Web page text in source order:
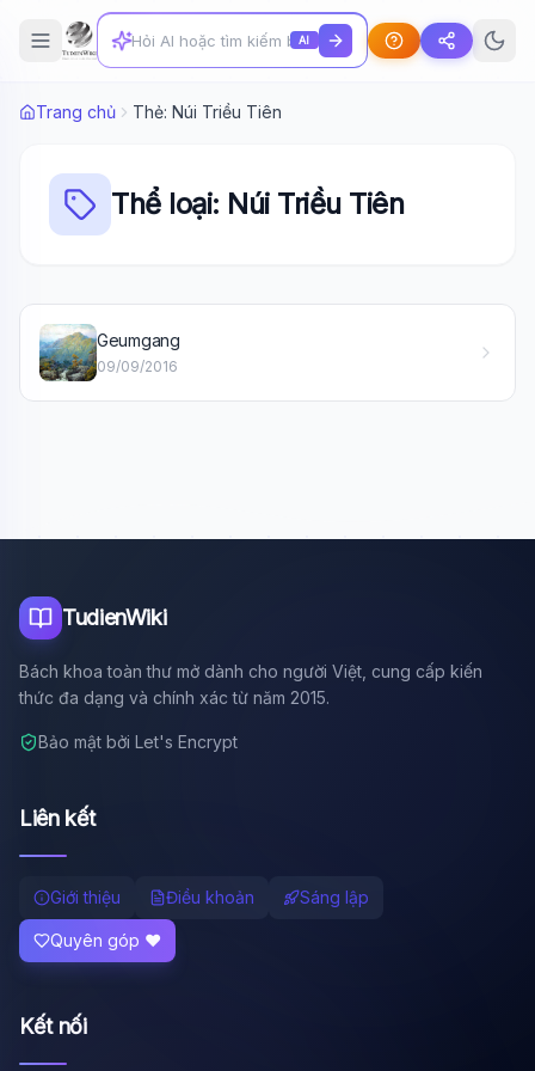
AI
Trang chủ Thẻ: Núi Triều Tiên
Thể loại: Núi Triều Tiên
Geumgang
09/09/2016
TudienWiki
Bách khoa toàn thư mở dành cho người Việt, cung cấp kiến
thức đa dạng và chính xác từ năm 2015.
Bảo mật bởi Let's Encrypt
Liên kết
Giới thiệu Điều khoản Sáng lập
Quyên góp ❤️
Kết nối
🤖Sẵn sàng hỗ trợ
Tôi là trợ lý AI của TuDienWiki. Hãy hỏi tôi bất kỳ điều gì
🪐 Sao Mộc là gì?
🔬 Albert Einstein